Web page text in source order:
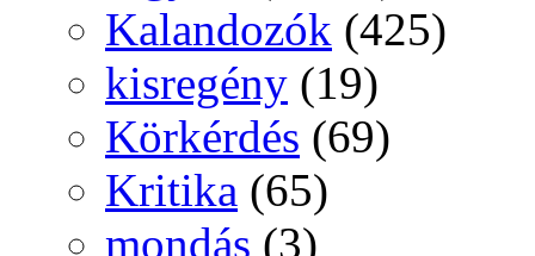
Kalandozók (425)
kisregény (19)
Körkérdés (69)
Kritika (65)
mondás (3)